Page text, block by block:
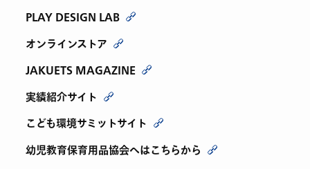
PLAY DESIGN LAB
オンラインストア
JAKUETS MAGAZINE
実績紹介サイト
こども環境サミットサイト
幼児教育保育用品協会へはこちらから